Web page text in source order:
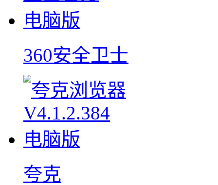
360安全卫士
夸克